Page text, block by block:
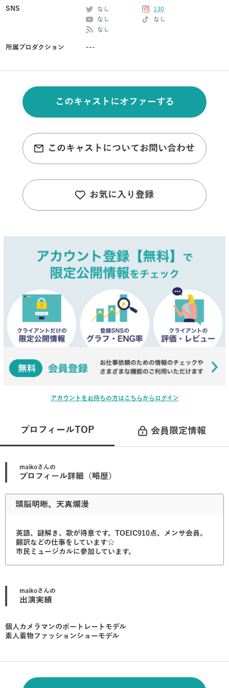
SNS
なし
130
なし
なし
なし
所属プロダクション ---
このキャストにオファーする
このキャストについてお問い合わせ
お気に入り登録
アカウントをお持ちの方はこちらからログイン
プロフィールTOP 会員限定情報
maikoさんの
プロフィール詳細（略歴）
頭脳明晰、天真爛漫
英語、謎解き、歌が得意です。TOEIC910点、メンサ会員。
翻訳などの仕事をしています☆
市民ミュージカルに参加しています。
maikoさんの
出演実績
個人カメラマンのポートレートモデル
素人着物ファッションショーモデル